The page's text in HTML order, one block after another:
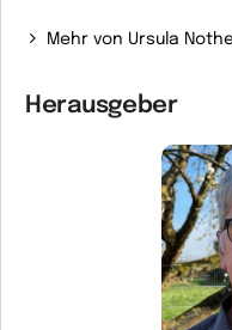
Mehr von Ursula
Herausgeber